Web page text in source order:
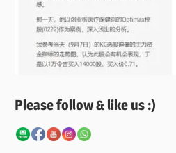
Please follow & like us :)